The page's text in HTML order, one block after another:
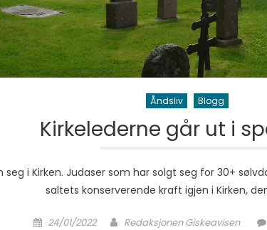
Åndsliv Blogg
Kirkelederne går ut i
i Kirken. Judaser som har solgt seg for 30+
saltets konserverende kraft igjen i Kirken,
Posted on
24/01/2022 Author
Redaksjonen Giskeavisen